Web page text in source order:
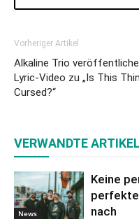
Vorheriger Artikel
Alkaline Trio
Lyric-Video zu „Is This
Cursed?“
VERWANDTE ARTIKEL
News
Keine
nach